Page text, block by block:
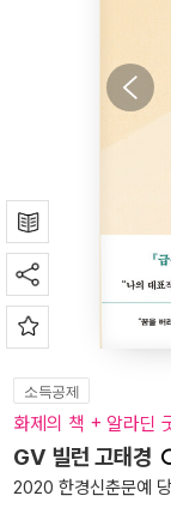
소득공제
화제의 책 + 알라딘
GV 빌런 고태경
2020 한경신춘문예